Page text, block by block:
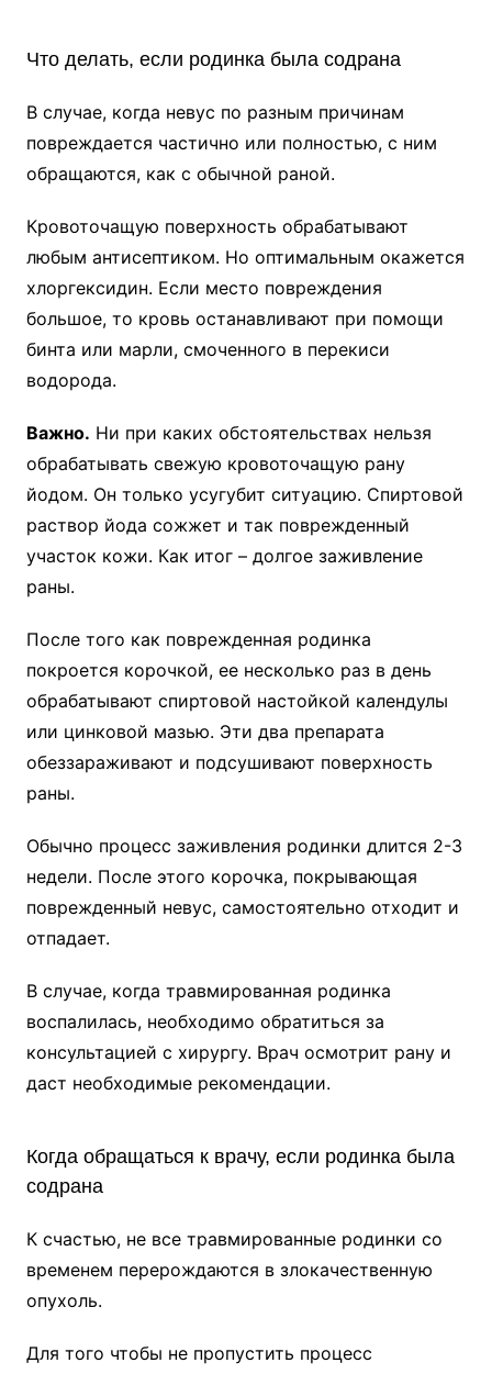
Что делать, если родинка была содрана
В случае, когда невус по разным причинам
повреждается частично или полностью, с ним
обращаются, как с обычной раной.
Кровоточащую поверхность обрабатывают
любым антисептиком. Но оптимальным окажется
хлоргексидин. Если место повреждения
большое, то кровь останавливают при помощи
бинта или марли, смоченного в перекиси
водорода.
Важно. Ни при каких обстоятельствах нельзя
обрабатывать свежую кровоточащую рану
йодом. Он только усугубит ситуацию. Спиртовой
раствор йода сожжет и так поврежденный
участок кожи. Как итог – долгое заживление
раны.
После того как поврежденная родинка
покроется корочкой, ее несколько раз в день
обрабатывают спиртовой настойкой календулы
или цинковой мазью. Эти два препарата
обеззараживают и подсушивают поверхность
раны.
Обычно процесс заживления родинки длится 2-3
недели. После этого корочка, покрывающая
поврежденный невус, самостоятельно отходит и
отпадает.
В случае, когда травмированная родинка
воспалилась, необходимо обратиться за
консультацией с хирургу. Врач осмотрит рану и
даст необходимые рекомендации.
Когда обращаться к врачу, если родинка была
содрана
К счастью, не все травмированные родинки со
временем перерождаются в злокачественную
опухоль.
Для того чтобы не пропустить процесс